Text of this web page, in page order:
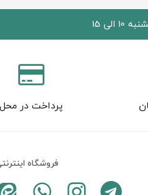
پرداخت در محل
فروشگاه